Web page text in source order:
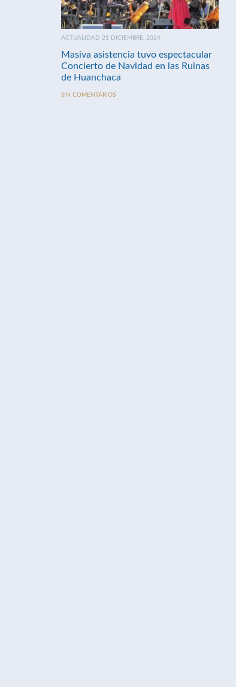
ACTUALIDAD 21 DICIEMBRE, 2024
Masiva asistencia tuvo espectacular
Concierto de Navidad en las Ruinas
de Huanchaca
SIN COMENTARIOS